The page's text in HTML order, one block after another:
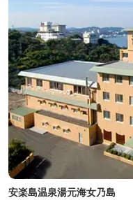
安楽島温泉湯元海女乃島